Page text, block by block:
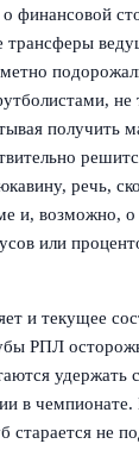
финансовой
трансферы
не
получить
речь,
и, возможно,
или
и текущее
РПЛ
удержать
в
старается не